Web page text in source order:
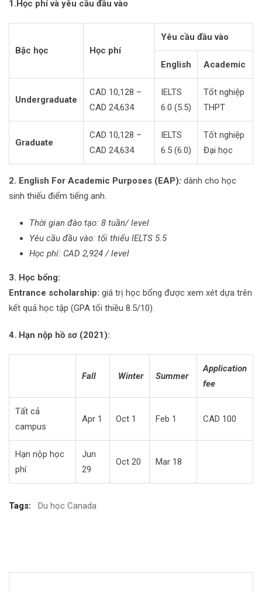
1.Học phí và yêu cầu đầu vào
Bậc học Học phí
Yêu cầu đầu vào
English Academic
Undergraduate
CAD 10,128 –
CAD 24,634
IELTS
6.0 (5.5)
Tốt nghiệp
THPT
Graduate
CAD 10,128 –
CAD 24,634
IELTS
6.5 (6.0)
Tốt nghiệp
Đại học
2. English For Academic Purposes (EAP): dành cho học
sinh thiếu điểm tiếng anh.
Thời gian đào tạo: 8 tuần/ level
Yêu cầu đầu vào: tối thiểu IELTS 5.5
Học phí: CAD 2,924 / level
3. Học bổng:
Entrance scholarship: giá trị học bổng được xem xét dựa trên
kết quả học tập (GPA tối thiều 8.5/10).
4. Hạn nộp hồ sơ (2021):
Fall Winter Summer
Application
fee
Tất cả
campus
Apr 1 Oct 1 Feb 1 CAD 100
Hạn nộp học
phí
Jun
29
Oct 20 Mar 18
Tags: Du học Canada